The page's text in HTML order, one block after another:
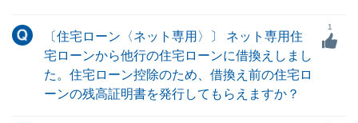
〔住宅ローン〈ネット専用〉〕 ネット専用住
宅ローンから他行の住宅ローンに借換えしまし
た。住宅ローン控除のため、借換え前の住宅ロ
ーンの残高証明書を発行してもらえますか？
1